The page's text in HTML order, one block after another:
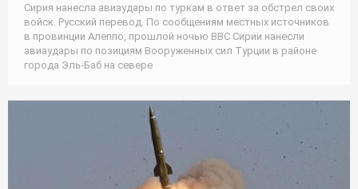
Сирия нанесла авиаудары по туркам в ответ за обстрел своих
войск. Русский перевод. По сообщениям местных источников
в провинции Алеппо, прошлой ночью ВВС Сирии нанесли
авиаудары по позициям Вооруженных сил Турции в районе
города Эль-Баб на севере